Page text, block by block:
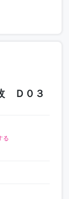
Ｄ０３
る